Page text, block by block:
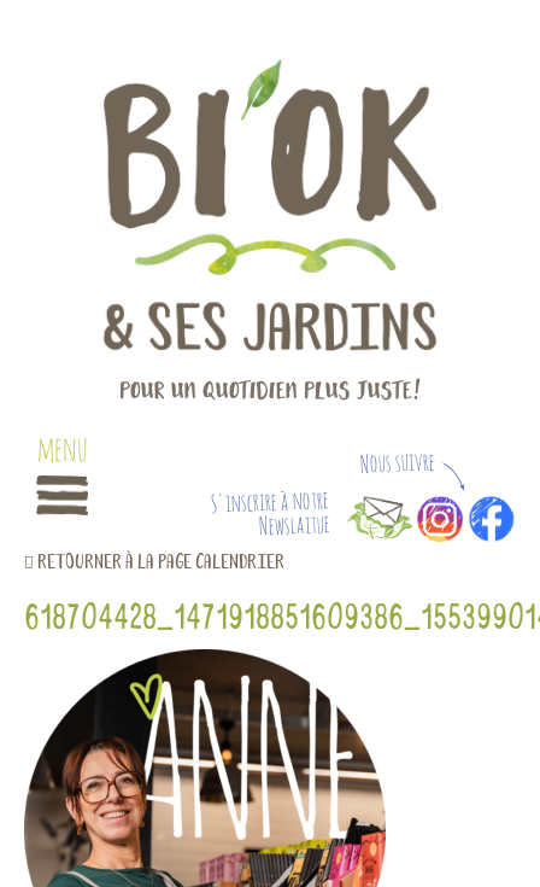
Pour un quotidien plus juste!
Nous suivre
S'inscrire à notre
Newslaitue
retourner à la page calendrier